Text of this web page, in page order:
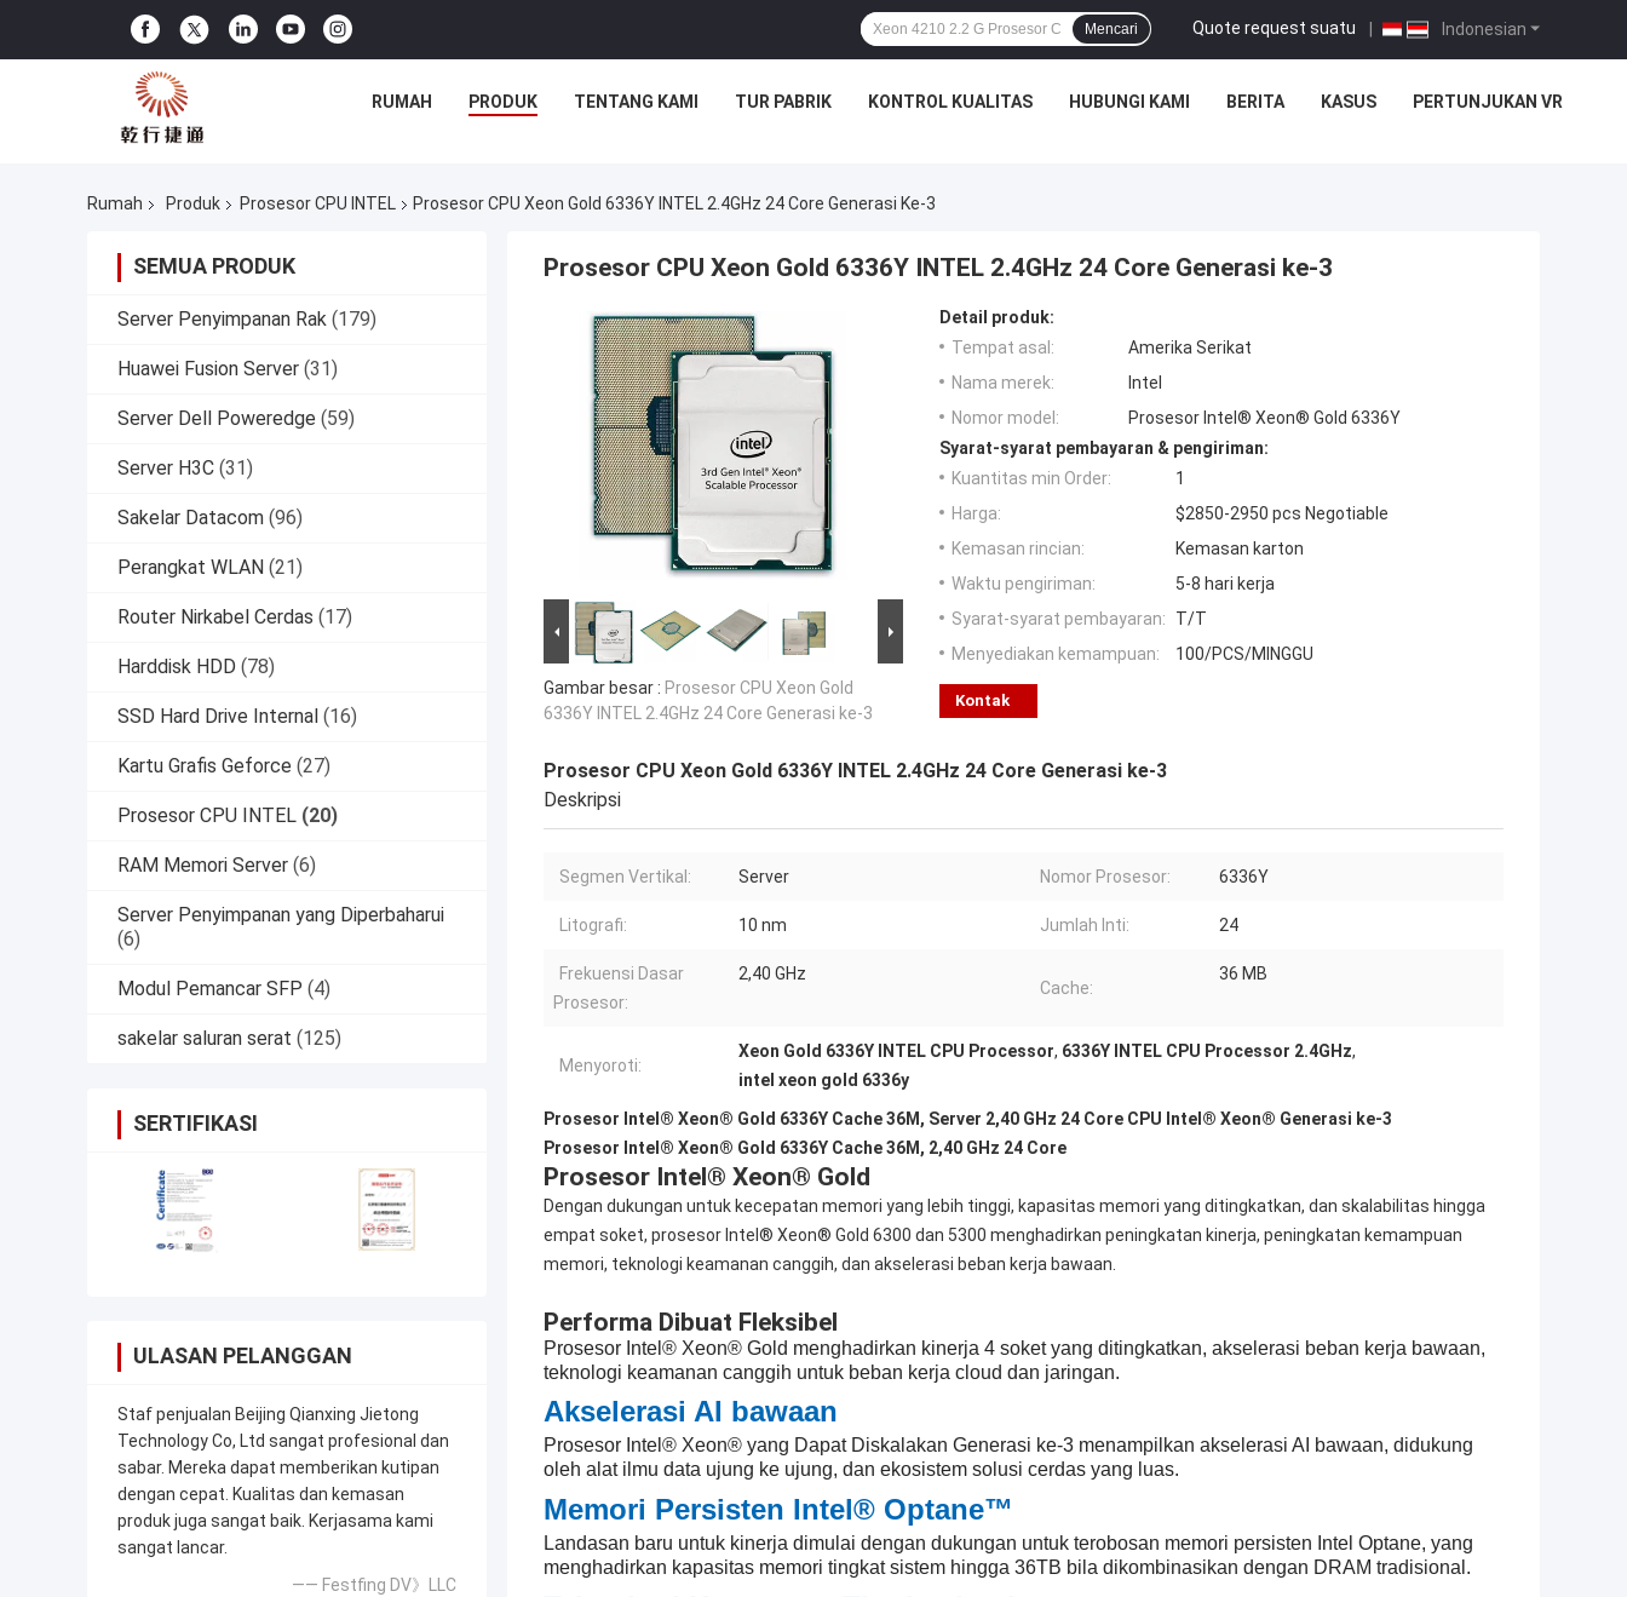
Indonesian
Quote request suatu |
Mencari
RUMAH PRODUK TENTANG KAMI TUR PABRIK KONTROL KUALITAS HUBUNGI KAMI BERITA KASUS PERTUNJUKAN VR
Rumah Produk Prosesor CPU INTEL Prosesor CPU Xeon Gold 6336Y INTEL 2.4GHz 24 Core Generasi Ke-3
SEMUA PRODUK
Server Penyimpanan Rak (179)
Huawei Fusion Server (31)
Server Dell Poweredge (59)
Server H3C (31)
Sakelar Datacom (96)
Perangkat WLAN (21)
Router Nirkabel Cerdas (17)
Harddisk HDD (78)
SSD Hard Drive Internal (16)
Kartu Grafis Geforce (27)
Prosesor CPU INTEL (20)
RAM Memori Server (6)
Server Penyimpanan yang Diperbaharui
(6)
Modul Pemancar SFP (4)
sakelar saluran serat (125)
SERTIFIKASI
ULASAN PELANGGAN
Staf penjualan Beijing Qianxing Jietong
Technology Co, Ltd sangat profesional dan
sabar. Mereka dapat memberikan kutipan
dengan cepat. Kualitas dan kemasan
produk juga sangat baik. Kerjasama kami
sangat lancar.
—— Festfing DV》LLC
Prosesor CPU Xeon Gold 6336Y INTEL 2.4GHz 24 Core Generasi ke-3
Gambar besar : Prosesor CPU Xeon Gold
6336Y INTEL 2.4GHz 24 Core Generasi ke-3
Detail produk:
Tempat asal:
Amerika Serikat
Nama merek:
Intel
Nomor model:
Prosesor Intel® Xeon® Gold 6336Y
Syarat-syarat pembayaran & pengiriman:
Kuantitas min Order:
1
Harga:
$2850-2950 pcs Negotiable
Kemasan rincian:
Kemasan karton
Waktu pengiriman:
5-8 hari kerja
Syarat-syarat pembayaran:
T/T
Menyediakan kemampuan:
100/PCS/MINGGU
Kontak
Prosesor CPU Xeon Gold 6336Y INTEL 2.4GHz 24 Core Generasi ke-3
Deskripsi
Segmen Vertikal: Server Nomor Prosesor: 6336Y
Litografi: 10 nm Jumlah Inti: 24
Frekuensi Dasar
Prosesor:
2,40 GHz
Cache:
36 MB
Menyoroti:
Xeon Gold 6336Y INTEL CPU Processor, 6336Y INTEL CPU Processor 2.4GHz,
intel xeon gold 6336y
Prosesor Intel® Xeon® Gold 6336Y Cache 36M, Server 2,40 GHz 24 Core CPU Intel® Xeon® Generasi ke-3
Prosesor Intel® Xeon® Gold 6336Y Cache 36M, 2,40 GHz 24 Core
Prosesor Intel® Xeon® Gold
Dengan dukungan untuk kecepatan memori yang lebih tinggi, kapasitas memori yang ditingkatkan, dan skalabilitas hingga
empat soket, prosesor Intel® Xeon® Gold 6300 dan 5300 menghadirkan peningkatan kinerja, peningkatan kemampuan
memori, teknologi keamanan canggih, dan akselerasi beban kerja bawaan.
Performa Dibuat Fleksibel
Prosesor Intel® Xeon® Gold menghadirkan kinerja 4 soket yang ditingkatkan, akselerasi beban kerja bawaan,
teknologi keamanan canggih untuk beban kerja cloud dan jaringan.
Akselerasi AI bawaan
Prosesor Intel® Xeon® yang Dapat Diskalakan Generasi ke-3 menampilkan akselerasi AI bawaan, didukung
oleh alat ilmu data ujung ke ujung, dan ekosistem solusi cerdas yang luas.
Memori Persisten Intel® Optane™
Landasan baru untuk kinerja dimulai dengan dukungan untuk terobosan memori persisten Intel Optane, yang
menghadirkan kapasitas memori tingkat sistem hingga 36TB bila dikombinasikan dengan DRAM tradisional.